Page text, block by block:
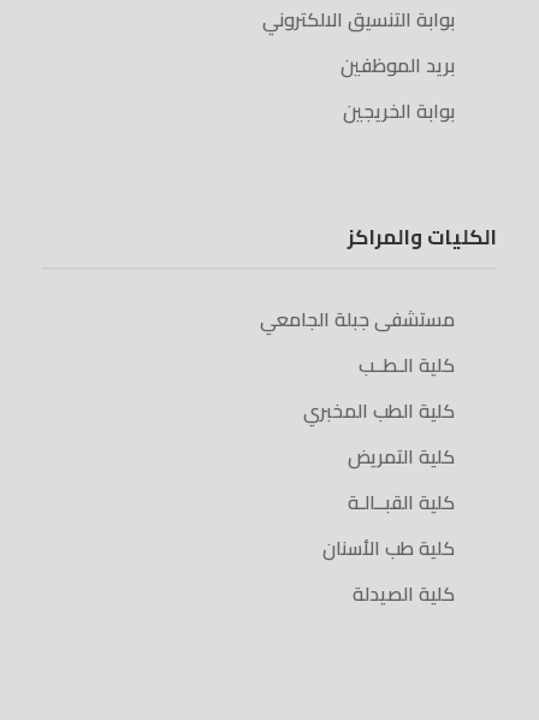
بوابة التنسيق الالكتروني
بريد الموظفين
بوابة الخريجين
الكليات والمراكز
مستشفى جبلة الجامعي
كلية الـطــب
كلية الطب المخبري
كلية التمريض
كلية القبــالـة
كلية طب الأسنان
كلية الصيدلة